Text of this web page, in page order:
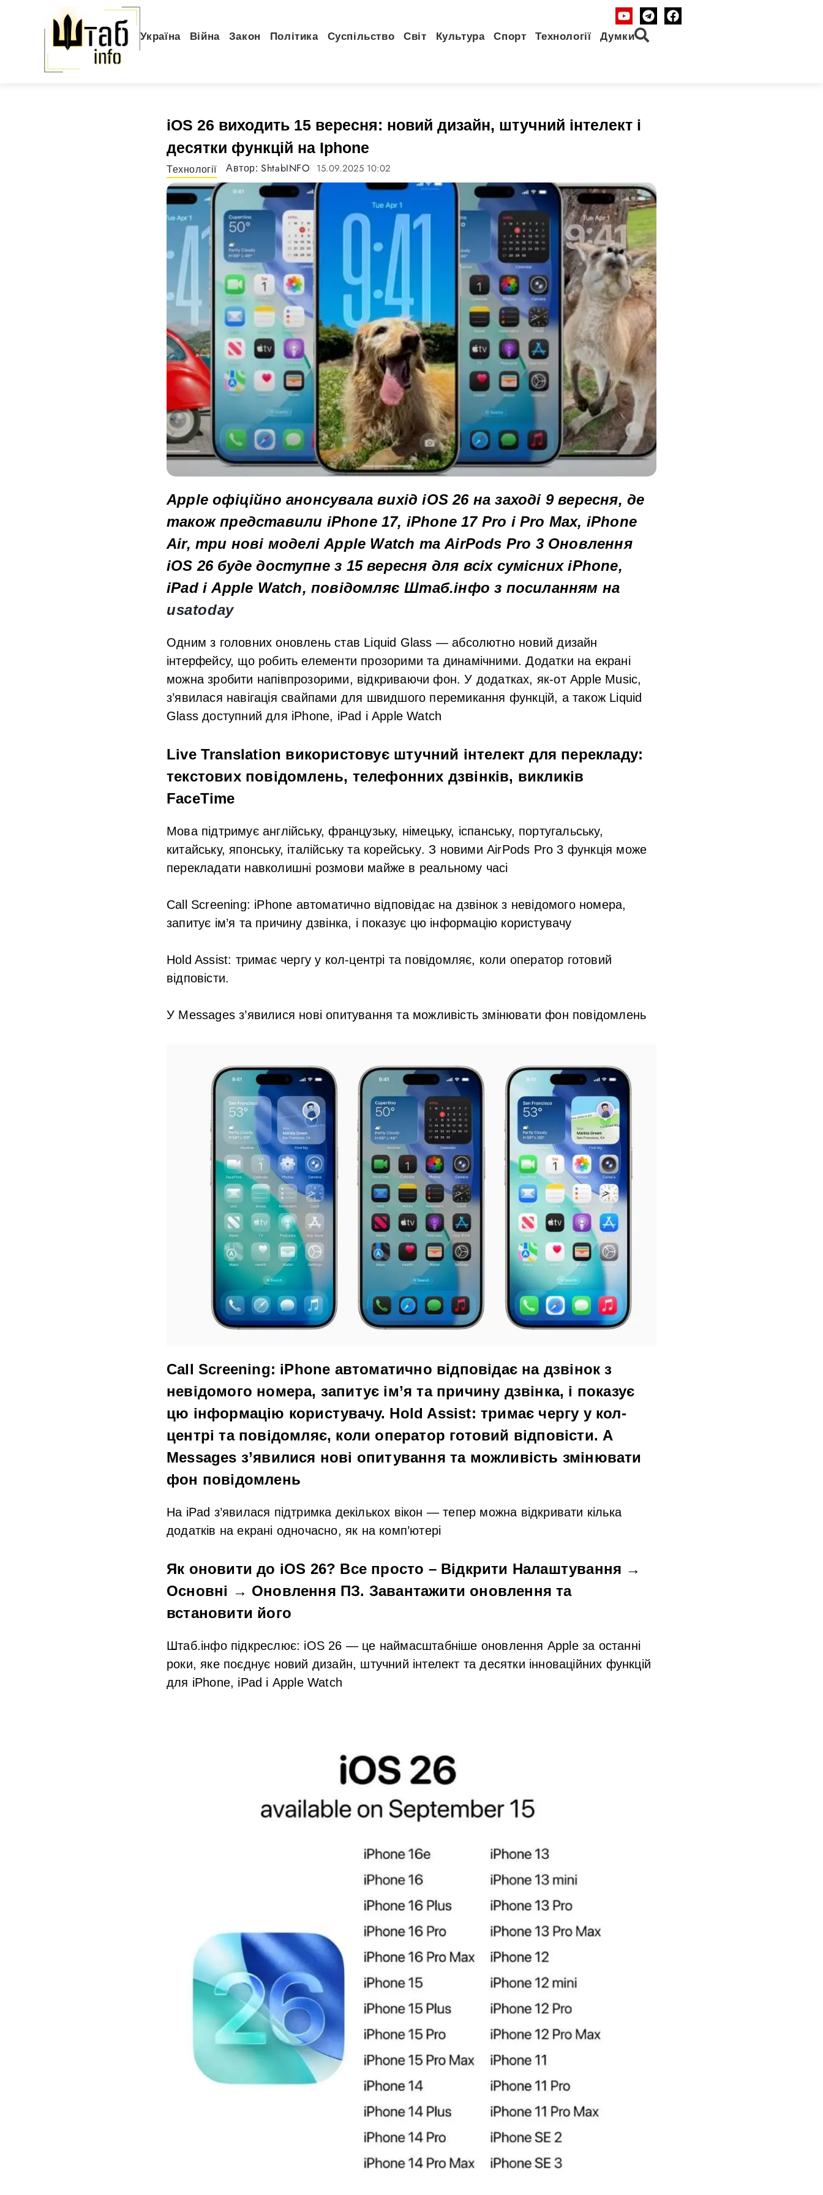
Україна Війна Закон Політика Суспільство Світ Культура Спорт Технології Думки
iOS 26 виходить 15 вересня: новий дизайн, штучний інтелект і
десятки функцій на Iphone
Технології Автор:ShtabINFO 15.09.2025 10:02
Apple офіційно анонсувала вихід iOS 26 на заході 9 вересня, де
також представили iPhone 17, iPhone 17 Pro і Pro Max, iPhone
Air, три нові моделі Apple Watch та AirPods Pro 3 Оновлення
iOS 26 буде доступне з 15 вересня для всіх сумісних iPhone,
iPad і Apple Watch, повідомляє Штаб.інфо з посиланням на
usatoday
Одним з головних оновлень став Liquid Glass — абсолютно новий дизайн
інтерфейсу, що робить елементи прозорими та динамічними. Додатки на екрані
можна зробити напівпрозорими, відкриваючи фон. У додатках, як-отApple Music,
з’явилася навігація свайпами для швидшого перемикання функцій, а також Liquid
Glass доступний для iPhone, iPad і Apple Watch
Live Translation використовує штучний інтелект для перекладу:
текстових повідомлень, телефонних дзвінків, викликів
FaceTime
Мова підтримує англійську, французьку, німецьку, іспанську, португальську,
китайську, японську, італійську та корейську. З новимиAirPods Pro 3 функція може
перекладати навколишні розмови майже в реальному часі
Call Screening: iPhone автоматично відповідає на дзвінок з невідомого номера,
запитує ім’я та причину дзвінка, і показує цю інформацію користувачу
Hold Assist: тримає чергу у кол-центрі та повідомляє, коли оператор готовий
відповісти.
У Messages з’явилися нові опитування та можливість змінювати фон повідомлень
Call Screening: iPhone автоматично відповідає на дзвінок з
невідомого номера, запитує ім’я та причину дзвінка, і показує
цю інформацію користувачу. Hold Assist: тримає чергу у кол-
центрі та повідомляє, коли оператор готовий відповісти. А
Messages з’явилися нові опитування та можливість змінювати
фон повідомлень
На iPad з’явилася підтримка декількох вікон — тепер можна відкривати кілька
додатків на екрані одночасно, як на комп’ютері
Як оновити до iOS 26? Все просто – Відкрити Налаштування →
Основні → Оновлення ПЗ. Завантажити оновлення та
встановити його
Штаб.інфопідкреслює: iOS 26 — це наймасштабніше оновлення Apple за останні
роки, яке поєднує новий дизайн, штучний інтелект та десятки інноваційних функцій
для iPhone, iPad і Apple Watch